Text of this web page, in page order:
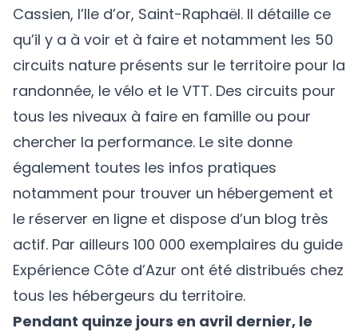
Cassien, l’Ile d’or, Saint-Raphaël. Il détaille ce
qu’il y a à voir et à faire et notamment les 50
circuits nature présents sur le territoire pour la
randonnée, le vélo et le VTT. Des circuits pour
tous les niveaux à faire en famille ou pour
chercher la performance. Le site donne
également toutes les infos pratiques
notamment pour trouver un hébergement et
le réserver en ligne et dispose d’un blog très
actif. Par ailleurs 100 000 exemplaires du guide
Expérience Côte d’Azur ont été distribués chez
tous les hébergeurs du territoire.
Pendant quinze jours en avril dernier, le